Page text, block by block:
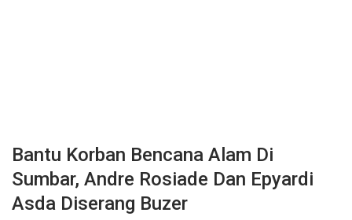
Bantu Korban Bencana Alam Di
Sumbar, Andre Rosiade Dan Epyardi
Asda Diserang Buzer